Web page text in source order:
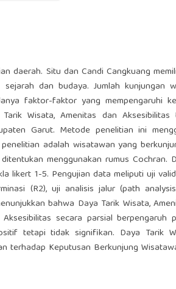
daerah. Situ dan Candi Cangkuang
dan budaya. Jumlah kunjungan
faktor-faktor yang mempengaruhi
Wisata, Amenitas dan Aksesibilitas
Garut. Metode penelitian ini
adalah wisatawan yang
menggunakan rumus Cochran.
likert 1-5. Pengujian data meliputi uji
(R2), uji analisis jalur (path
bahwa Daya Tarik Wisata,
secara parsial berpengaruh
tetapi tidak signifikan. Daya Tarik
terhadap Keputusan Berkunjung